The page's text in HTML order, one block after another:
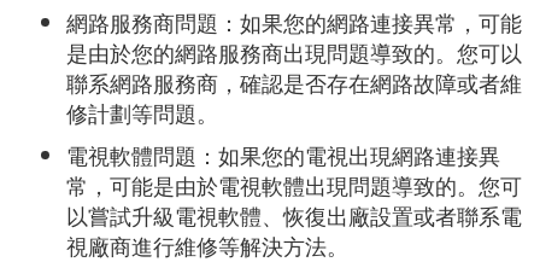
網路服務商問題：如果您的網路連接異常，可能
是由於您的網路服務商出現問題導致的。您可以
聯系網路服務商，確認是否存在網路故障或者維
修計劃等問題。
電視軟體問題：如果您的電視出現網路連接異
常，可能是由於電視軟體出現問題導致的。您可
以嘗試升級電視軟體、恢復出廠設置或者聯系電
視廠商進行維修等解決方法。